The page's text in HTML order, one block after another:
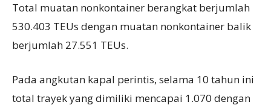
Total muatan nonkontainer berangkat berjumlah
530.403 TEUs dengan muatan nonkontainer balik
berjumlah 27.551 TEUs.
Pada angkutan kapal perintis, selama 10 tahun ini
total trayek yang dimiliki mencapai 1.070 dengan